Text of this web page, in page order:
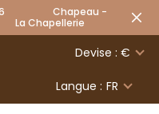
2026 Chapeau -
Devise : €
Langue : FR